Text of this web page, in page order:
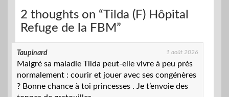
2 thoughts on “Tilda (F) Hôpital
Refuge de la FBM”
Taupinard 1 août 2026
Malgré sa maladie Tilda peut-elle vivre à peu près
normalement : courir et jouer avec ses congénères
? Bonne chance à toi princesses . Je t’envoie des